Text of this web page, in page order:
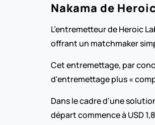
Nakama de
L’entremetteur de Heroic
offrant un matchmaker
Cet entremettage, par
d'entremettage plus «
Dans le cadre d'une
départ commence à USD